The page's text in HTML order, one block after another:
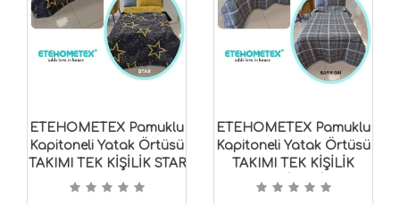
ETEHOMETEX Pamuklu
Kapitoneli Yatak Örtüsü
TAKIMI TEK KİŞİLİK STAR
8696474232120
ETEHOMETEX Pamuklu
Kapitoneli Yatak Örtüsü
TAKIMI TEK KİŞİLİK
SAFİR GRİ